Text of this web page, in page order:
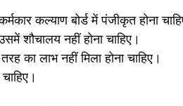
कल्याण बोर्ड में पंजीकृत होना
शौचालय नहीं होना चाहिए।
का लाभ नहीं मिला होना चाहिए।